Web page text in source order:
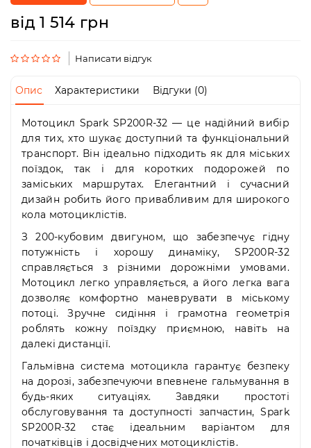
Режим
роботи:
Пт
-
19:00
10:00
-
19:00
Нд
-
вихідний
від 1 514 грн
Написати відгук
Опис Характеристики Відгуки (0)
Мотоцикл Spark SP200R-32 — це надійний вибір
для тих, хто шукає доступний та функціональний
транспорт. Він ідеально підходить як для міських
поїздок, так і для коротких подорожей по
заміських маршрутах. Елегантний і сучасний
дизайн робить його привабливим для широкого
кола мотоциклістів.
З 200-кубовим двигуном, що забезпечує гідну
потужність і хорошу динаміку, SP200R-32
справляється з різними дорожніми умовами.
Мотоцикл легко управляється, а його легка вага
дозволяє комфортно маневрувати в міському
потоці. Зручне сидіння і грамотна геометрія
роблять кожну поїздку приємною, навіть на
далекі дистанції.
Гальмівна система мотоцикла гарантує безпеку
на дорозі, забезпечуючи впевнене гальмування в
будь-яких ситуаціях. Завдяки простоті
обслуговування та доступності запчастин, Spark
SP200R-32 стає ідеальним варіантом для
початківців і досвідчених мотоциклістів.